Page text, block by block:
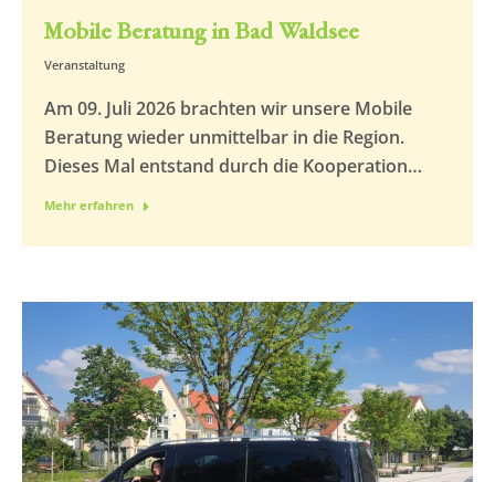
Mobile Beratung in Bad Waldsee
Veranstaltung
Am 09. Juli 2026 brachten wir unsere Mobile
Beratung wieder unmittelbar in die Region.
Dieses Mal entstand durch die Kooperation…
Mehr erfahren